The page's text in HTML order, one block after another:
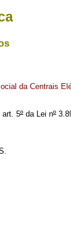
da Centrais
art. 5º da Lei nº